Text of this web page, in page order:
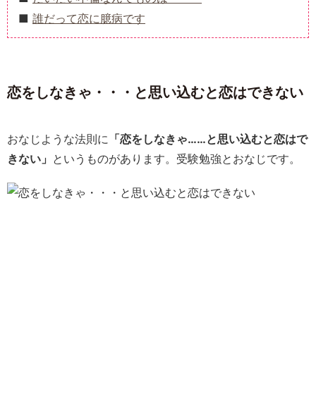
誰だって恋に臆病です
恋をしなきゃ・・・と思い込むと恋はできない
おなじような法則に 「恋をしなきゃ……と思い込むと恋はで
きない」 というものがあります。受験勉強とおなじです。